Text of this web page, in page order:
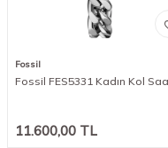
Fossil
Fossil FES5331 Kadın Kol
11.600,00 TL